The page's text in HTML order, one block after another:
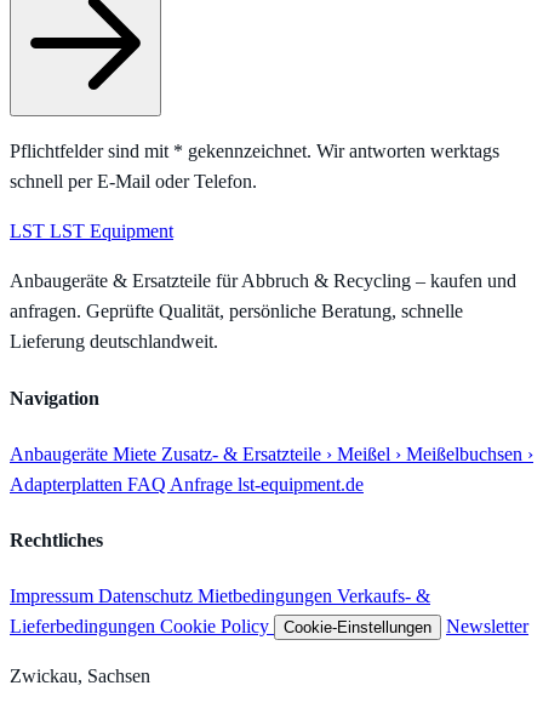
Pflichtfelder sind mit * gekennzeichnet. Wir antworten werktags
schnell per E-Mail oder Telefon.
LST LST Equipment
Anbaugeräte & Ersatzteile für Abbruch & Recycling – kaufen und
anfragen. Geprüfte Qualität, persönliche Beratung, schnelle
Lieferung deutschlandweit.
Navigation
Anbaugeräte Miete Zusatz- & Ersatzteile › Meißel › Meißelbuchsen ›
Adapterplatten FAQ Anfrage lst-equipment.de
Rechtliches
Impressum Datenschutz Mietbedingungen Verkaufs- &
Lieferbedingungen Cookie Policy Cookie-Einstellungen Newsletter
Zwickau, Sachsen